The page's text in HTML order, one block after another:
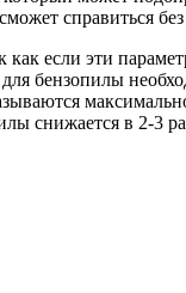
справиться
если эти
бензопилы
снижается в 2-3